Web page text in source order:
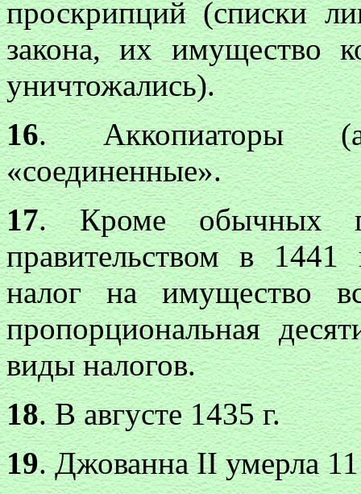
проскрипций (списки
закона, их имущество
уничтожались).
16. Аккопиаторы
«соединенные».
17. Кроме обычных
правительством в
налог на имущество
пропорциональная
виды налогов.
18. В августе 1435 г.
19. Джованна II умерла